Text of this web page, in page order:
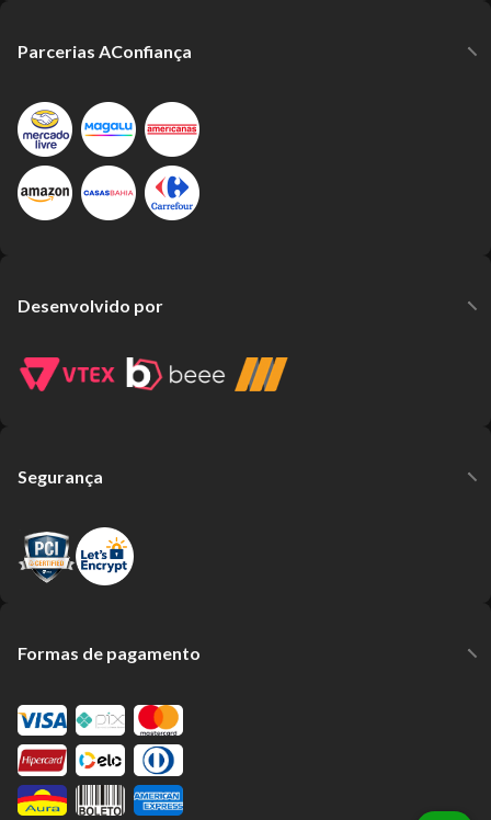
Parcerias AConfiança
Desenvolvido por
Segurança
Formas de pagamento